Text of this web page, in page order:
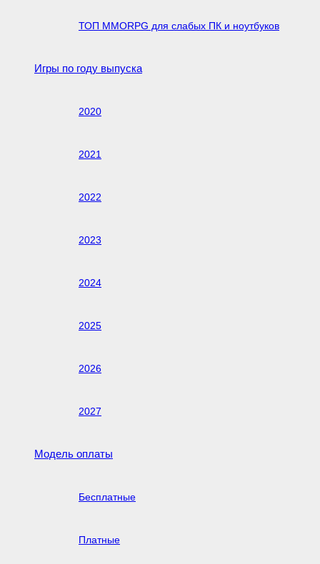
ТОП MMORPG для слабых ПК и ноутбуков
Игры по году выпуска
2020
2021
2022
2023
2024
2025
2026
2027
Модель оплаты
Бесплатные
Платные